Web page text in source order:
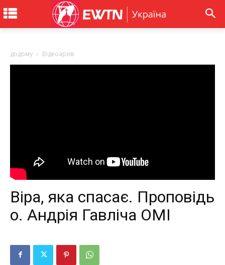
додому Відеоархів
Віра, яка спасає. Проповідь
о. Андрія Гавліча ОМІ